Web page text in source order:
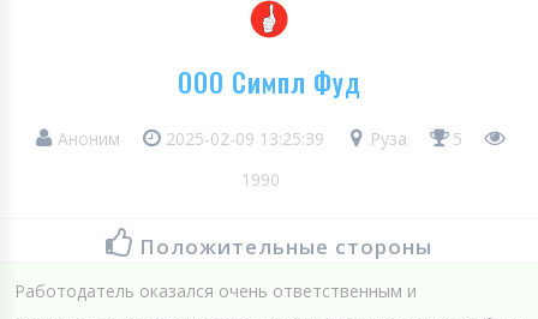
ООО Симпл Фуд
Аноним 2025-02-09 13:25:39 Руза
5
1990
Положительные стороны
Работодатель оказался очень ответственным и